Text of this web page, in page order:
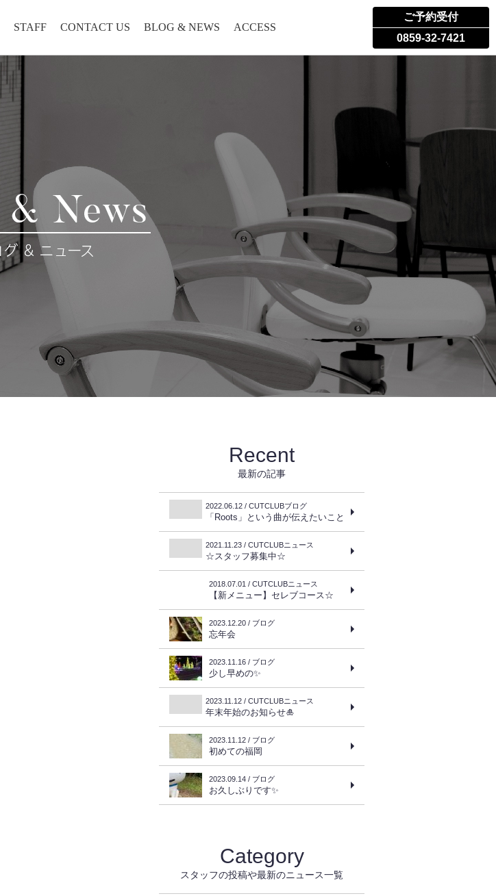
STAFF CONTACT US BLOG & NEWS ACCESS
ご予約受付
0859-32-7421
Recent
最新の記事
2022.06.12 / CUTCLUBブログ
「Roots」という曲が伝えたいこと
2021.11.23 / CUTCLUBニュース
☆スタッフ募集中☆
2018.07.01 / CUTCLUBニュース
【新メニュー】セレブコース☆
2023.12.20 / ブログ
忘年会
2023.11.16 / ブログ
少し早めの✨
2023.11.12 / CUTCLUBニュース
年末年始のお知らせ🎍
2023.11.12 / ブログ
初めての福岡
2023.09.14 / ブログ
お久しぶりです✨
Category
スタッフの投稿や最新のニュース一覧